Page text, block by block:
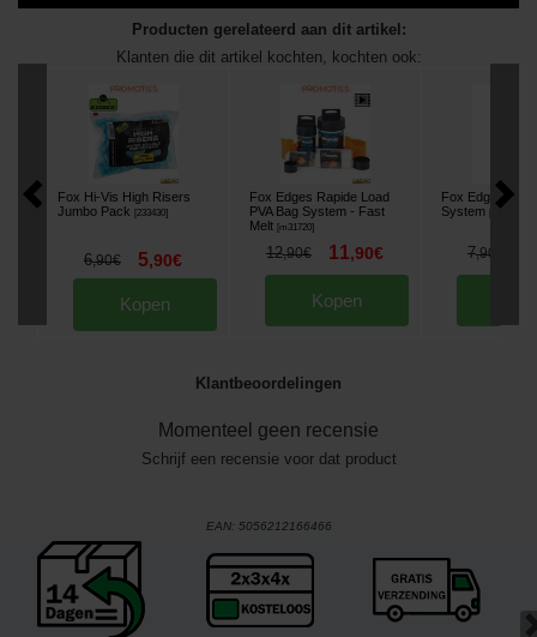
Producten gerelateerd aan dit artikel:
Klanten die dit artikel kochten, kochten ook:
Fox Hi-Vis High Risers
Jumbo Pack
[233430]
6,90€ 5,90€
Kopen
Fox Edges Rapide Load
PVA Bag System - Fast
Melt [m31720]
12,90€ 11,90€
Kopen
Fox Edges PVA
System
7,90
Klantbeoordelingen
Momenteel geen recensie
Schrijf een recensie voor dat product
EAN: 5056212166466